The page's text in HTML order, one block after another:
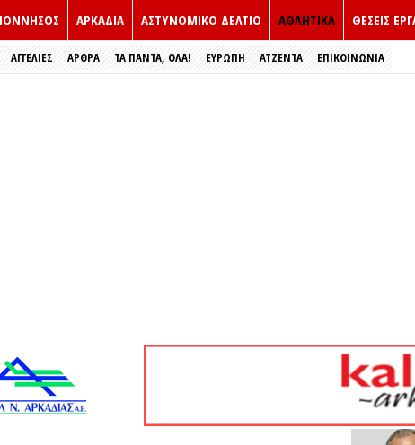
ΑΡΚΑΔΙΑ ΑΣΤΥΝΟΜΙΚΟ ΔΕΛΤΙΟ ΑΘΛΗΤΙΚΑ ΘΕΣΕΙΣ
ΑΓΓΕΛΙΕΣ ΑΡΘΡΑ ΤΑ ΠΑΝΤΑ, ΟΛΑ! ΕΥΡΏΠΗ ΑΤΖΕΝΤΑ ΕΠΙΚΟΙΝΩΝΙΑ